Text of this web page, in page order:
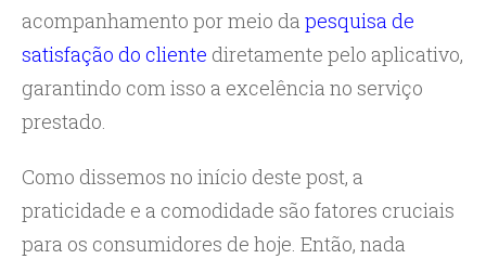
acompanhamento por meio da pesquisa de
satisfação do cliente diretamente pelo aplicativo,
garantindo com isso a excelência no serviço
prestado.
Como dissemos no início deste post, a
praticidade e a comodidade são fatores cruciais
para os consumidores de hoje. Então, nada